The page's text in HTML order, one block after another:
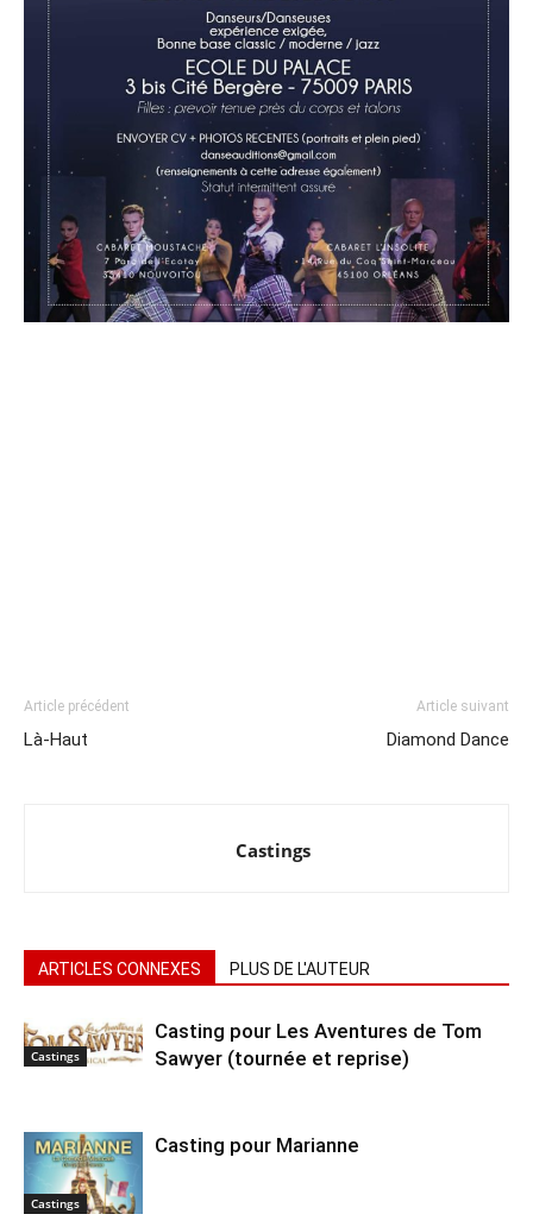
Article précédent
Là-Haut
Article suivant
Diamond Dance
Castings
ARTICLES CONNEXES PLUS DE L'AUTEUR
Castings
Casting pour Les Aventures de Tom
Sawyer (tournée et reprise)
Castings
Casting pour Marianne